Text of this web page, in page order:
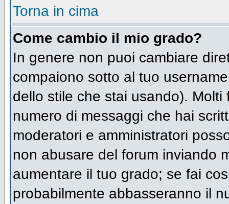
Torna in cima
Come cambio il mio grado?
In genere non puoi cambiare
compaiono sotto al tuo
dello stile che stai usando).
numero di messaggi che hai
moderatori e amministratori
non abusare del forum inviando
aumentare il tuo grado; se fai
probabilmente abbasseranno il